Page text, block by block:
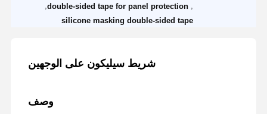
,
double-sided tape for panel protection
silicone masking double-sided tape
شريط سيليكون على الوجهين
وصف